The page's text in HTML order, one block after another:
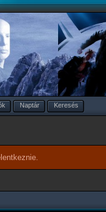
Naptár Keresés